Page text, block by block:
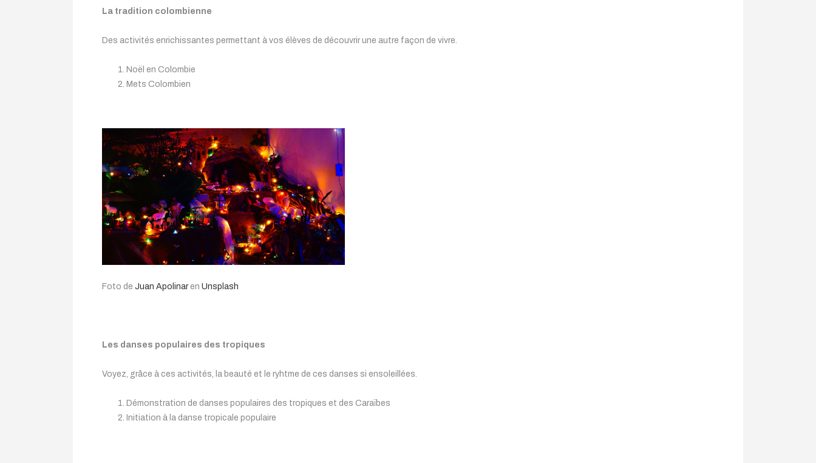
La tradition colombienne
Des activités enrichissantes permettant à vos élèves de découvrir une autre façon de vivre.
Noël en Colombie
Mets Colombien
Foto de Juan Apolinaren Unsplash
Les danses populaires des tropiques
Voyez, grâce à ces activités, la beauté et le ryhtme de ces danses si ensoleillées.
Démonstration de danses populaires des tropiques et des Caraïbes
Initiation à la danse tropicale populaire